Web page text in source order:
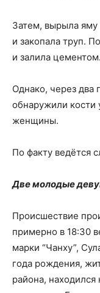
Затем, вырыла яму
и закопала труп.
и залила цементом.
Однако, через два
обнаружили кости
женщины.
По факту ведётся
Две молодые
Происшествие
примерно в 18:30
марки “Чанху”,
года рождения,
района,